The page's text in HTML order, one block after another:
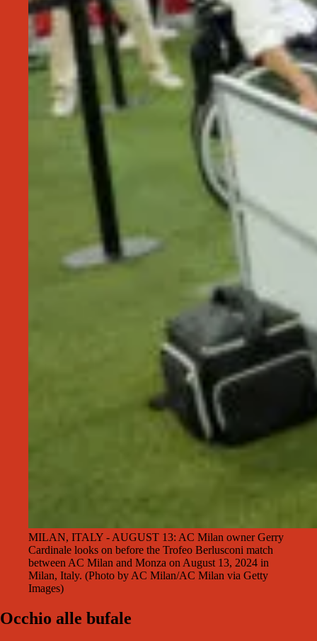
MILAN, ITALY - AUGUST 13: AC Milan owner Gerry
Cardinale looks on before the Trofeo Berlusconi match
between AC Milan and Monza on August 13, 2024 in
Milan, Italy. (Photo by AC Milan/AC Milan via Getty
Images)
Occhio alle bufale